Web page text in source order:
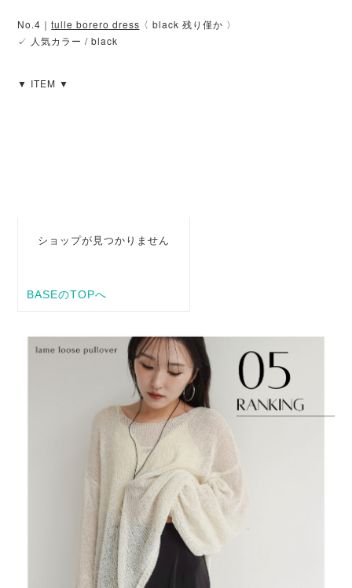
No.4｜tulle borero dress 〈 black 残り僅か 〉
✓ 人気カラー / black
▼ ITEM ▼